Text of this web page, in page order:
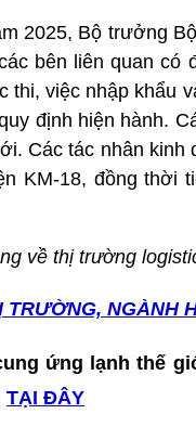
2025, Bộ trưởng
bên liên quan
thi, việc nhập khẩu
định hiện hành.
Các tác nhân
KM-18, đồng
về thị trường
TRƯỜNG, NGÀNH
ứng lạnh thế
TẠI ĐÂY